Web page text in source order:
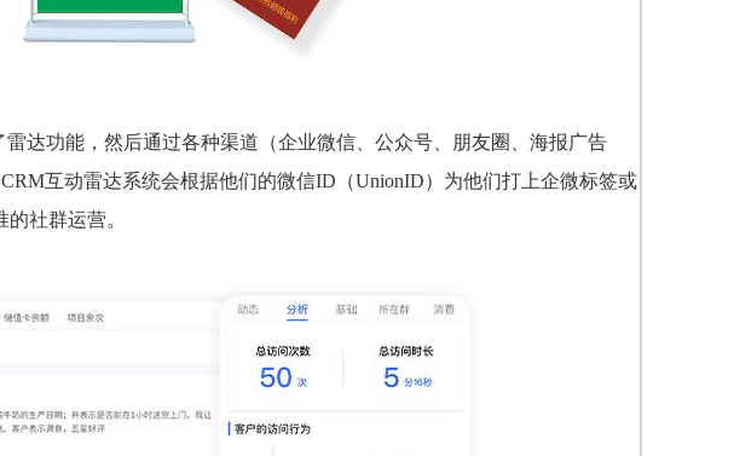
达功能，然后通过各种渠道（企业微信、公众号、朋友圈、海报广告
互动雷达系统会根据他们的微信ID（UnionID）为他们打上企微标签或
社群运营。